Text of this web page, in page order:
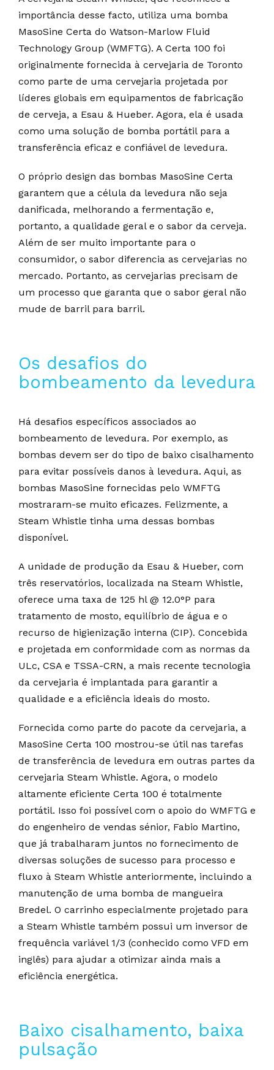
importância desse facto, utiliza uma bomba
MasoSine Certa do Watson-Marlow Fluid
Technology Group (WMFTG). A Certa 100 foi
originalmente fornecida à cervejaria de Toronto
como parte de uma cervejaria projetada por
líderes globais em equipamentos de fabricação
de cerveja, a Esau & Hueber. Agora, ela é usada
como uma solução de bomba portátil para a
transferência eficaz e confiável de levedura.
O próprio design das bombas MasoSine Certa
garantem que a célula da levedura não seja
danificada, melhorando a fermentação e,
portanto, a qualidade geral e o sabor da cerveja.
Além de ser muito importante para o
consumidor, o sabor diferencia as cervejarias no
mercado. Portanto, as cervejarias precisam de
um processo que garanta que o sabor geral não
mude de barril para barril.
Os desafios do
bombeamento da levedura
Há desafios específicos associados ao
bombeamento de levedura. Por exemplo, as
bombas devem ser do tipo de baixo cisalhamento
para evitar possíveis danos à levedura. Aqui, as
bombas MasoSine fornecidas pelo WMFTG
mostraram-se muito eficazes. Felizmente, a
Steam Whistle tinha uma dessas bombas
disponível.
A unidade de produção da Esau & Hueber, com
três reservatórios, localizada na Steam Whistle,
oferece uma taxa de 125 hl @ 12.0°P para
tratamento de mosto, equilíbrio de água e o
recurso de higienização interna (CIP). Concebida
e projetada em conformidade com as normas da
ULc, CSA e TSSA-CRN, a mais recente tecnologia
da cervejaria é implantada para garantir a
qualidade e a eficiência ideais do mosto.
Fornecida como parte do pacote da cervejaria, a
MasoSine Certa 100 mostrou-se útil nas tarefas
de transferência de levedura em outras partes da
cervejaria Steam Whistle. Agora, o modelo
altamente eficiente Certa 100 é totalmente
portátil. Isso foi possível com o apoio do WMFTG e
do engenheiro de vendas sénior, Fabio Martino,
que já trabalharam juntos no fornecimento de
diversas soluções de sucesso para processo e
fluxo à Steam Whistle anteriormente, incluindo a
manutenção de uma bomba de mangueira
Bredel. O carrinho especialmente projetado para
a Steam Whistle também possui um inversor de
frequência variável 1/3 (conhecido como VFD em
inglês) para ajudar a otimizar ainda mais a
eficiência energética.
Baixo cisalhamento, baixa
pulsação